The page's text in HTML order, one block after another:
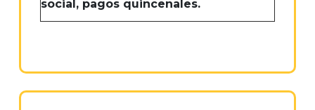
social, pagos quincenales.